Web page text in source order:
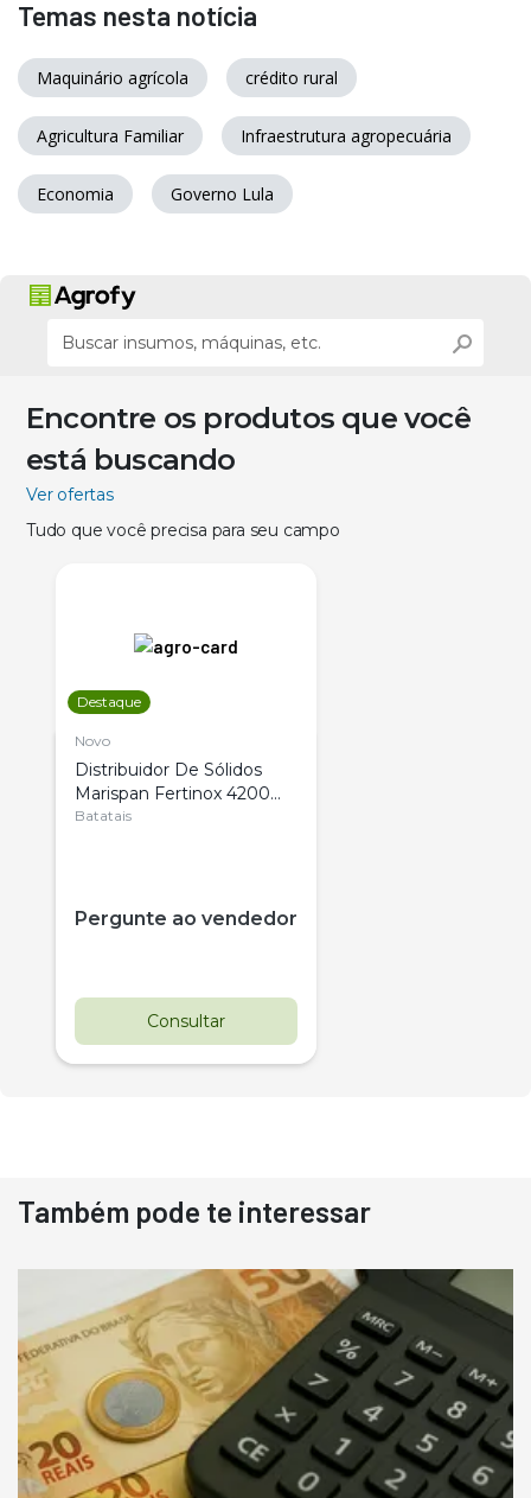
Temas nesta notícia
Maquinário agrícola crédito rural
Agricultura Familiar Infraestrutura agropecuária
Economia Governo Lula
Encontre os produtos que você
está buscando
Ver ofertas
Tudo que você precisa para seu campo
Destaque
Novo
Distribuidor De Sólidos
Marispan Fertinox 4200
Citrus
Batatais
Pergunte ao vendedor
Consultar
Destaque
Usado
Pá Carregadeira Cat 966
Ano 1987
Londrina
R$ 145.000
Também pode te interessar